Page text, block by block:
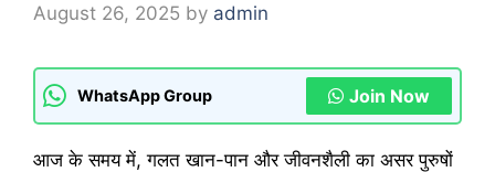
August 26, 2025 by admin
WhatsApp Group Join Now
आज के समय में, गलत खान-पान और जीवनशैली का असर पुरुषों